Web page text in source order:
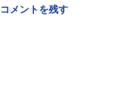
コメントを残す